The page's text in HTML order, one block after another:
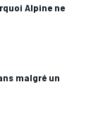
Alpine ne
malgré un